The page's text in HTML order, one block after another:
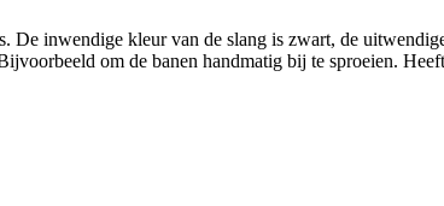
inwendige kleur van de slang is zwart, de
om de banen handmatig bij te sproeien.